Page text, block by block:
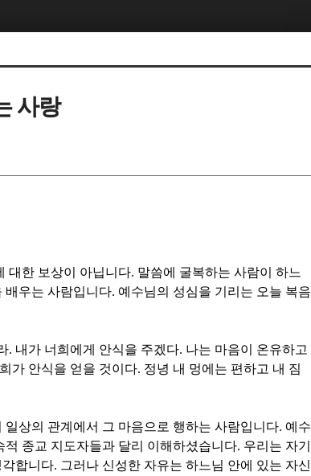
사랑
대한 보상이 아닙니다. 말씀에 굴복하는 사람이 하느
배우는 사람입니다. 예수님의 성심을 기리는 오늘 복음
. 내가 너희에게 안식을 주겠다. 나는 마음이 온유하고
가 안식을 얻을 것이다. 정녕 내 멍에는 편하고 내 짐
상의 관계에서 그 마음으로 행하는 사람입니다. 예수
종교 지도자들과 달리 이해하셨습니다. 우리는 자기
합니다. 그러나 신성한 자유는 하느님 안에 있는 자신